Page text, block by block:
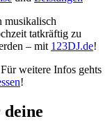
musikalisch
tatkräftig zu
– mit 123DJ.de!
weitere Infos gehts
!